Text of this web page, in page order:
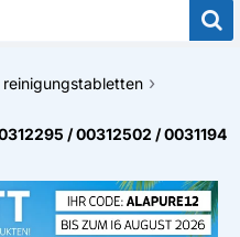
reinigungstabletten
/ 00312502 / 0031194